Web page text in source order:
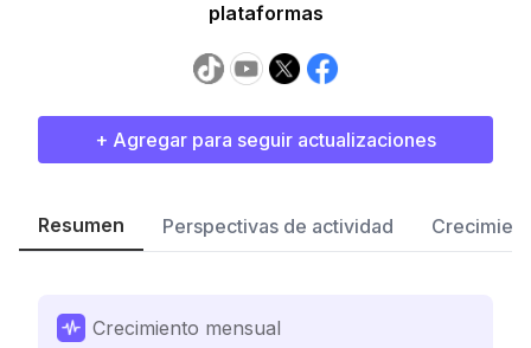
plataformas
+ Agregar para seguir actualizaciones
Resumen Perspectivas de actividad
Crecimiento mensual